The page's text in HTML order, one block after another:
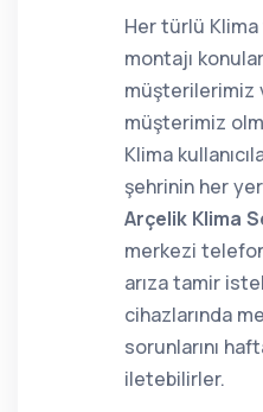
Her türlü Klima
montajı
müşterilerimiz
müşterimiz
Klima
şehrinin her
Arçelik Klima
merkezi
arıza tamir
cihazlarında
sorunlarını
iletebilirler.